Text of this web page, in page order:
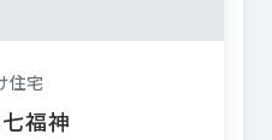
住宅
福神